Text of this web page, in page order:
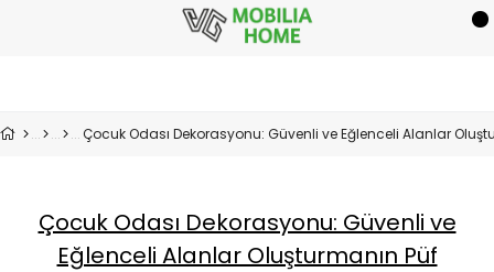
Çocuk Odası Dekorasyonu: Güvenli ve
Eğlenceli Alanlar Oluşturmanın Püf